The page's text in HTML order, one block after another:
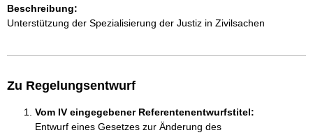
Beschreibung:
Unterstützung der Spezialisierung der Justiz in Zivilsachen
Zu Regelungsentwurf
Vom IV eingegebener Referentenentwurfstitel:
Entwurf eines Gesetzes zur Änderung des